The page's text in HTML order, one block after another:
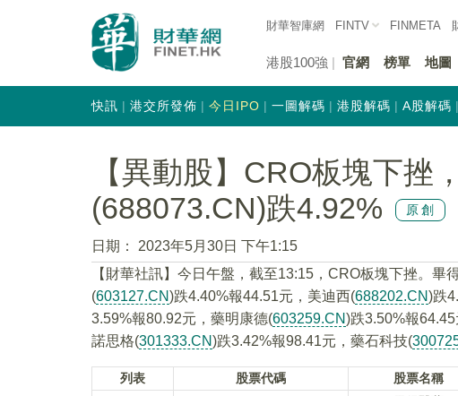
財華智庫網 FINTV FINMETA
港股100強 官網 榜單 地圖
快訊 港交所發佈 今日IPO 一圖解碼 港股解碼 A股解碼
【異動股】CRO板塊下挫
(688073.CN)跌4.92%
原創
日期：
2023年5月30日 下午1:15
【財華社訊】今日午盤，截至13:15，CRO板塊下挫。畢
(603127.CN)跌4.40%報44.51元，美迪西(688202.CN)跌
3.59%報80.92元，藥明康德(603259.CN)跌3.50%報
諾思格(301333.CN)跌3.42%報98.41元，藥石科技(
列表 股票代碼 股票名稱